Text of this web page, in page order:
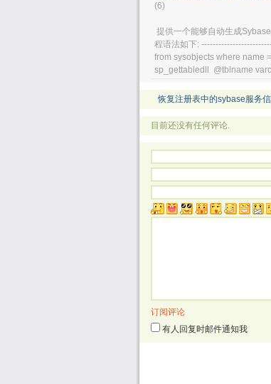
(6)
提供一个能够自动生成
程语法如下:
from sysobjects where name
sp_gettabledll @tblname
恢复注册表中的sybase服务
目前还没有任何评论.
订阅评论
有人回复时邮件通知我